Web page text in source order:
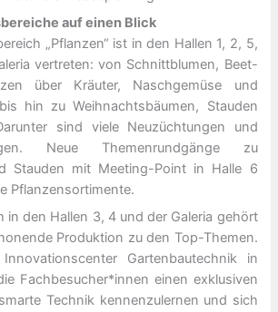
auf einen Blick
„Pflanzen“ ist in den Hallen 1, 2, 5,
vertreten: von Schnittblumen, Beet-
über Kräuter, Naschgemüse und
hin zu Weihnachtsbäumen, Stauden
sind viele Neuzüchtungen und
Neue Themenrundgänge zu
Stauden mit Meeting-Point in Halle 6
Pflanzensortimente.
in den Hallen 3, 4 und der Galeria gehört
Produktion zu den Top-Themen.
Gartenbautechnik in
Fachbesucher*innen einen exklusiven
Technik kennenzulernen und sich